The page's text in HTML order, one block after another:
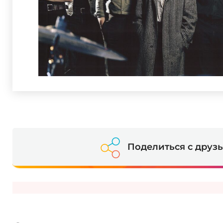
Поделиться с